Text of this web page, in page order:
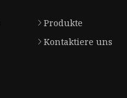
Produkte
Kontaktiere uns